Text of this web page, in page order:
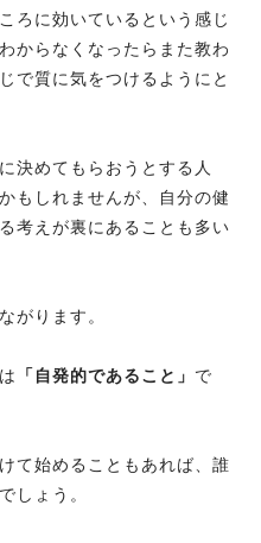
ろに効いているという感じ
からなくなったらまた教わ
で質に気をつけるようにと
決めてもらおうとする人
もしれませんが、自分の健
考えが裏にあることも多い
がります。
「自発的であること」 で
て始めることもあれば、誰
しょう。